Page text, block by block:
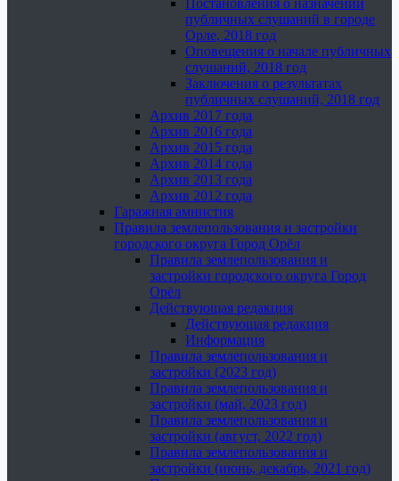
Постановления о назначении
публичных слушаний в городе
Орле, 2018 год
Оповещения о начале публичных
слушаний, 2018 год
Заключения о результатах
публичных слушаний, 2018 год
Архив 2017 года
Архив 2016 года
Архив 2015 года
Архив 2014 года
Архив 2013 года
Архив 2012 года
Гаражная амнистия
Правила землепользования и застройки
городского округа Город Орёл
Правила землепользования и
застройки городского округа Город
Орёл
Действующая редакция
Действующая редакция
Информация
Правила землепользования и
застройки (2023 год)
Правила землепользования и
застройки (май, 2023 год)
Правила землепользования и
застройки (август, 2022 год)
Правила землепользования и
застройки (июнь, декабрь, 2021 год)